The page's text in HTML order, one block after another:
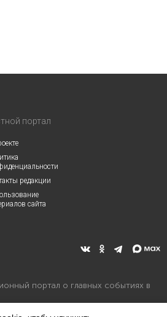
портал
редакции
сайта
портал о главных событиях в